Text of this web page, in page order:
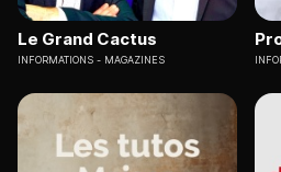
Le Grand Cactus
INFORMATIONS MAGAZINES